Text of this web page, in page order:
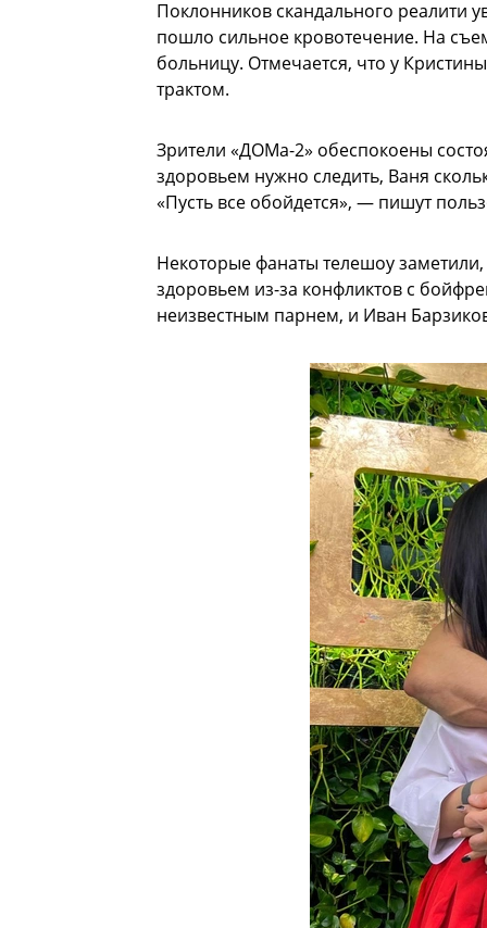
Поклонников скандального реалити
пошло сильное кровотечение. На
больницу. Отмечается, что у
трактом.
Зрители «ДОМа-2» обеспокоены
здоровьем нужно следить, Ваня
«Пусть все обойдется», — пишут
Некоторые фанаты телешоу
здоровьем из-за конфликтов с
неизвестным парнем, и Иван